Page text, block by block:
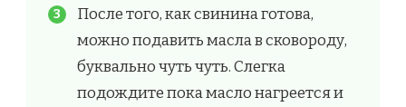
После того, как свинина готова,
можно подавить масла в сковороду,
буквально чуть чуть. Слегка
подождите пока масло нагреется и